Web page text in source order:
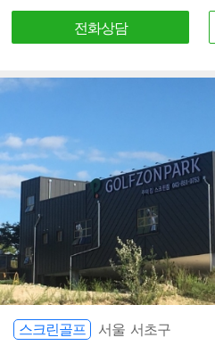
전화상담
스크린골프 서울 서초구